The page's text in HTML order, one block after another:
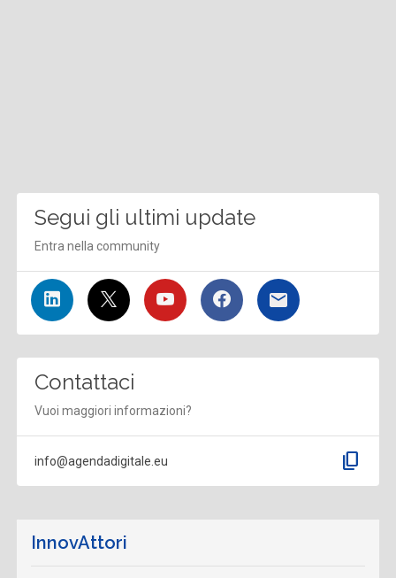
Segui gli ultimi update
Entra nella community
Contattaci
Vuoi maggiori informazioni?
info@agendadigitale.eu content_copy
InnovAttori